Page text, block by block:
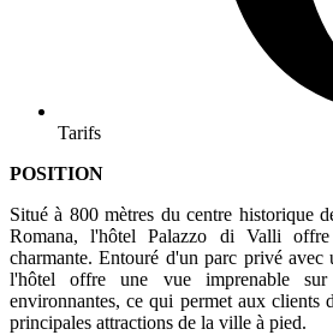
Tarifs
POSITION
Situé à 800 mètres du centre historique
Romana, l'hôtel Palazzo di Valli
charmante. Entouré d'un parc privé
l'hôtel offre une vue imprenable
environnantes, ce qui permet aux clients
principales attractions de la ville à pied.